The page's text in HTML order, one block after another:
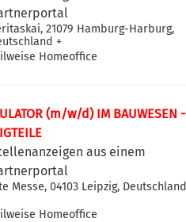
21079 Hamburg-Harburg,
+
Homeoffice
(m/w/d) IM BAUWESEN -
aus einem
Messe, 04103 Leipzig, Deutschland
Homeoffice